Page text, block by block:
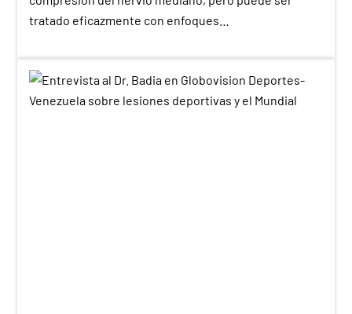
tratado eficazmente con enfoques…